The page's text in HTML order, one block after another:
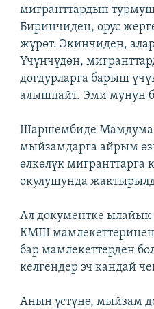
мигранттардын
Биринчиден, орус
жүрөт. Экинчиден,
Үчүнчүдөн,
догдурларга барыш
алышпайт. Эми мунун
Шаршембиде Мамдума
мыйзамдарга айрым
өлкөлүк мигранттарга
окулушунда
Ал документке ылайык
КМШ мамлекеттеринен
бар мамлекеттерден
келгендер эч кандай
Анын үстүнө, мыйзам